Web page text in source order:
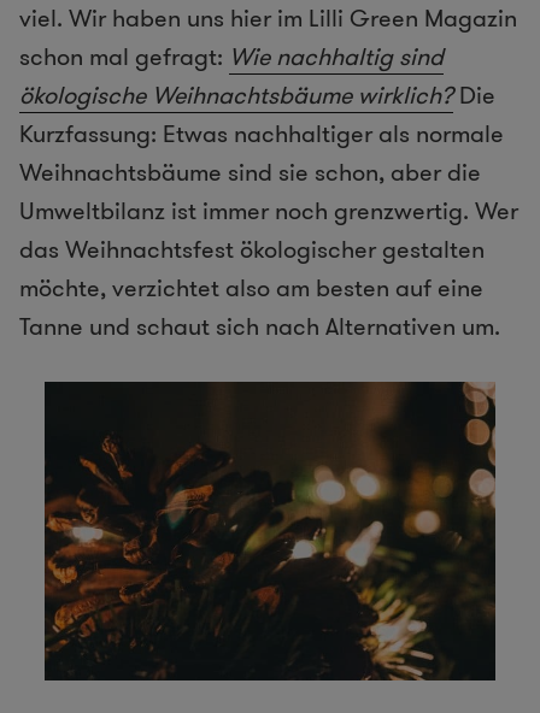
viel. Wir haben uns hier im Lilli Green Magazin
schon mal gefragt: Wie nachhaltig sind
ökologische Weihnachtsbäume wirklich?Die
Kurzfassung: Etwas nachhaltiger als normale
Weihnachtsbäume sind sie schon, aber die
Umweltbilanz ist immer noch grenzwertig. Wer
das Weihnachtsfest ökologischer gestalten
möchte, verzichtet also am besten auf eine
Tanne und schaut sich nach Alternativen um.